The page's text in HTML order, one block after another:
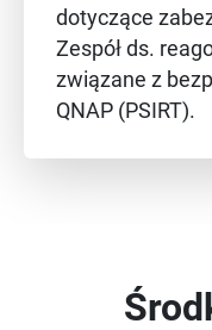
dotyczące
Zespół ds.
związane z
QNAP (PSIRT).